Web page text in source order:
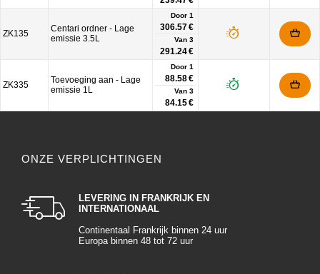
ZK135
Centari ordner - Lage
emissie 3.5L
Door 1
306.57 €
Van 3
291.24 €
ZK335
Toevoeging aan - Lage
emissie 1L
Door 1
88.58 €
Van 3
84.15 €
ONZE VERPLICHTINGEN
LEVERING IN FRANKRIJK EN
INTERNATIONAAL
Continentaal Frankrijk binnen 24 uur
Europa binnen 48 tot 72 uur